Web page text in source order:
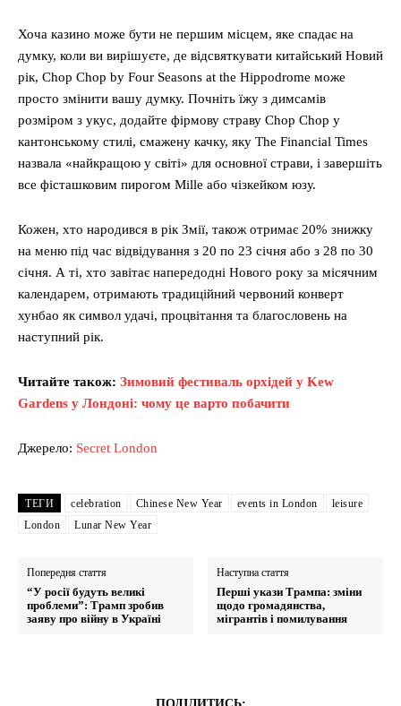
Хоча казино може бути не першим місцем, яке спадає на
думку, коли ви вирішуєте, де відсвяткувати китайський Новий
рік, Chop Chop by Four Seasons at the Hippodrome може
просто змінити вашу думку. Почніть їжу з димсамів
розміром з укус, додайте фірмову страву Chop Chop у
кантонському стилі, смажену качку, яку The Financial Times
назвала «найкращою у світі» для основної страви, і завершіть
все фісташковим пирогом Mille або чізкейком юзу.
Кожен, хто народився в рік Змії, також отримає 20% знижку
на меню під час відвідування з 20 по 23 січня або з 28 по 30
січня. А ті, хто завітає напередодні Нового року за місячним
календарем, отримають традиційний червоний конверт
хунбао як символ удачі, процвітання та благословень на
наступний рік.
Читайте також: Зимовий фестиваль орхідей у Kew
Gardens у Лондоні: чому це варто побачити
Джерело: Secret London
ТЕГИ celebration Chinese New Year events in London
leisure
London
Lunar New Year
Попередня стаття
“У росії будуть великі
проблеми”: Трамп зробив
заяву про війну в Україні
Наступна стаття
Перші укази Трампа: зміни
щодо громадянства,
мігрантів і помилування